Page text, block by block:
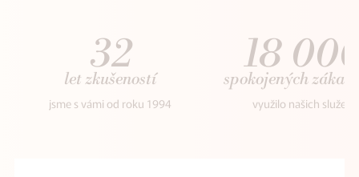
32
let zkušeností
jsme s vámi od roku 1994
18
spokojených
využilo našich služeb